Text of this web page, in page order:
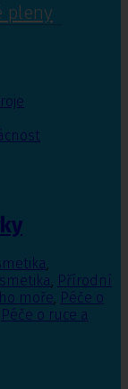
pleny
,
, Přírodní
moře, Péče o
Péče o ruce a